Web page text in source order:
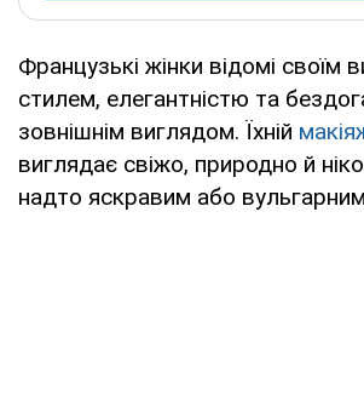
Французькі жінки відомі своїм
стилем, елегантністю та
зовнішнім виглядом. Їхній
виглядає свіжо, природно й
надто яскравим або